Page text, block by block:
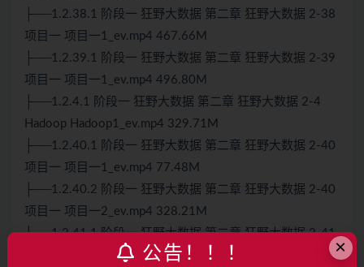
├──1.2.38.1 阶段一 狂野大数据 第二章 狂野大数据 2-38
项目一 项目一1_ev.mp4 467.66M
├──1.2.39.1 阶段一 狂野大数据 第二章 狂野大数据 2-39
项目一 项目一1_ev.mp4 496.80M
├──1.2.4.1 阶段一 狂野大数据 第二章 狂野大数据 2-4
Hadoop Hadoop1_ev.mp4 329.71M
├──1.2.40.1 阶段一 狂野大数据 第二章 狂野大数据 2-40
项目一 项目一1_ev.mp4 77.48M
├──1.2.40.2 阶段一 狂野大数据 第二章 狂野大数据 2-40
项目一 项目一2_ev.mp4 328.21M
├──1.2.41.1 阶段一 狂野大数据 第二章 狂野大数据 2-41
项目一 项目一1_ev.mp4 678.15M
×
公告！！！